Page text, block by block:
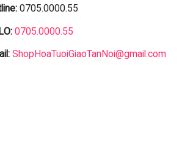
0705.0000.55
0705.0000.55
ShopHoaTuoiGiaoTanNoi@gmail.com